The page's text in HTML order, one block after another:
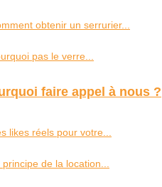
obtenir un serrurier...
pas le verre...
faire appel à nous ?
likes réels pour votre...
principe de la location...